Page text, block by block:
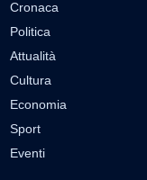
Cronaca
Politica
Attualità
Cultura
Economia
Sport
Eventi